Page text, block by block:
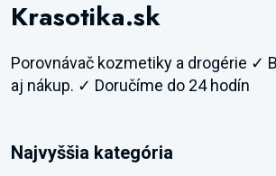
Krasotika.sk
Porovnávač kozmetiky a drogérie ✓
aj nákup. ✓ Doručíme do 24 hodín
Najvyššia kategória